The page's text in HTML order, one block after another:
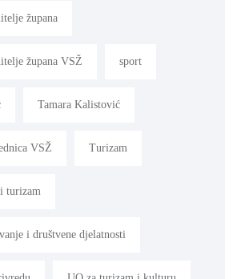
župana
župana VSŽ sport
Tamara Kalistović
VSŽ Turizam
turizam
i društvene djelatnosti